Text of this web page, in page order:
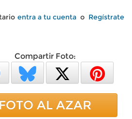
entra a tu cuenta o Regístrate
Compartir Foto:
FOTO AL AZAR